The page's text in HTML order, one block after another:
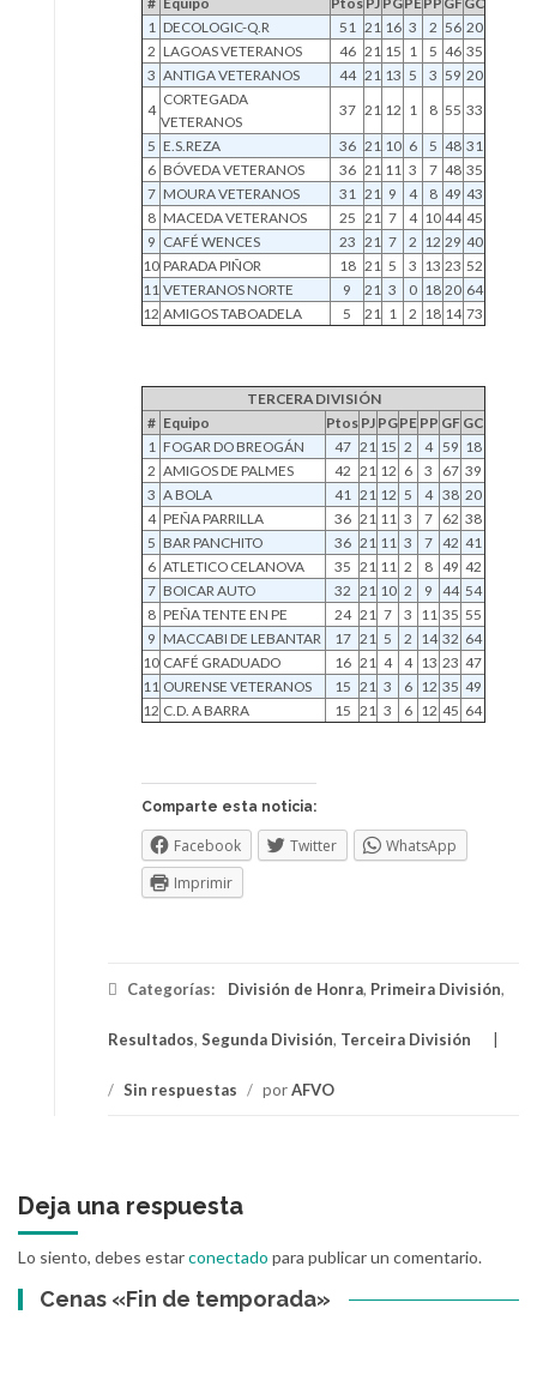
1 DECOLOGIC-Q.R 51 21 16 3 2 56 20
2 LAGOAS VETERANOS 46 21 15 1 5 46 35
3 ANTIGA VETERANOS 44 21 13 5 3 59 20
4
CORTEGADA
VETERANOS
37 21 12 1 8 55 33
5 E.S.REZA 36 21 10 6 5 48 31
6 BÓVEDA VETERANOS 36 21 11 3 7 48 35
7 MOURA VETERANOS 31 21 9 4 8 49 43
8 MACEDA VETERANOS 25 21 7 4 10 44 45
9 CAFÉ WENCES 23 21 7 2 12 29 40
10 PARADA PIÑOR 18 21 5 3 13 23 52
11 VETERANOS NORTE 9 21 3 0 18 20 64
12 AMIGOS TABOADELA 5 21 1 2 18 14 73
TERCERA DIVISIÓN
# Equipo Ptos PJ PGPE PP GF GC
1 FOGAR DO BREOGÁN 47 21 15 2 4 59 18
2 AMIGOS DE PALMES 42 21 12 6 3 67 39
3 A BOLA 41 21 12 5 4 38 20
4 PEÑA PARRILLA 36 21 11 3 7 62 38
5 BAR PANCHITO 36 21 11 3 7 42 41
6 ATLETICO CELANOVA 35 21 11 2 8 49 42
7 BOICAR AUTO 32 21 10 2 9 44 54
8 PEÑA TENTE EN PE 24 21 7 3 11 35 55
9 MACCABI DE LEBANTAR 17 21 5 2 14 32 64
10 CAFÉ GRADUADO 16 21 4 4 13 23 47
11 OURENSE VETERANOS 15 21 3 6 12 35 49
12 C.D. A BARRA 15 21 3 6 12 45 64
Comparte esta noticia:
Facebook Twitter
WhatsApp
Imprimir
Categorías: División de Honra, Primeira División,
Resultados, Segunda División, Terceira División
/ Sin respuestas / porAFVO
Deja una respuesta
Lo siento, debes estarconectado para publicar un comentario.
Cenas «Fin de temporada»